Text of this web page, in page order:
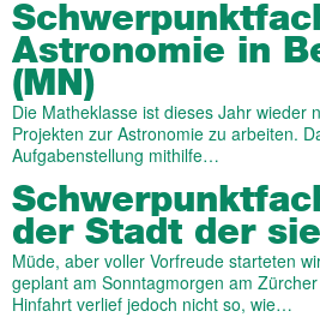
Astro­no­mie in
(MN)
Die Matheklasse ist dieses Jahr wieder
Projekten zur Astronomie zu arbeiten.
Aufgabenstellung mithilfe…
der Stadt der
Müde, aber voller Vorfreude starteten
geplant am Sonntagmorgen am
Hinfahrt verlief jedoch nicht so, wie…